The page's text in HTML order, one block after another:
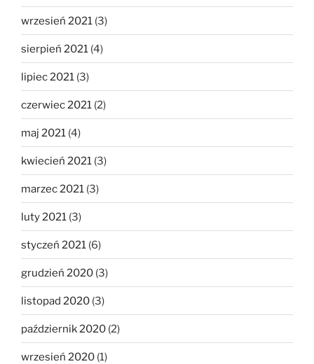
wrzesień 2021 (3)
sierpień 2021 (4)
lipiec 2021 (3)
czerwiec 2021 (2)
maj 2021 (4)
kwiecień 2021 (3)
marzec 2021 (3)
luty 2021 (3)
styczeń 2021 (6)
grudzień 2020 (3)
listopad 2020 (3)
październik 2020 (2)
wrzesień 2020 (1)